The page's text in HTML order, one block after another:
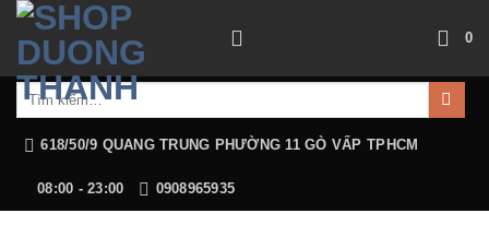
Chuyển
đến
nội
dung
0
Tìm
618/50/9 QUANG TRUNG PHƯỜNG 11 GÒ VẤP TPHCM
08:00 - 23:00 0908965935